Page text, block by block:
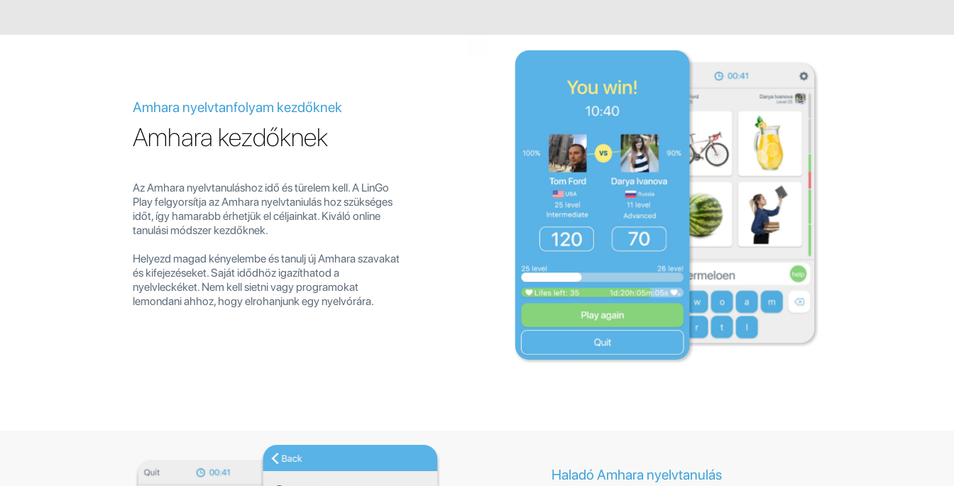
Amhara nyelvtanfolyam kezdőknek
Amhara kezdőknek
Az Amhara nyelvtanuláshoz idő és türelem kell. A LinGo
Play felgyorsítja az Amhara nyelvtaniulás hoz szükséges
időt, így hamarabb érhetjük el céljainkat. Kiváló online
tanulási módszer kezdőknek.
Helyezd magad kényelembe és tanulj új Amhara szavakat
és kifejezéseket. Saját idődhöz igazíthatod a
nyelvleckéket. Nem kell sietni vagy programokat
lemondani ahhoz, hogy elrohanjunk egy nyelvórára.
Haladó Amhara nyelvtanulás